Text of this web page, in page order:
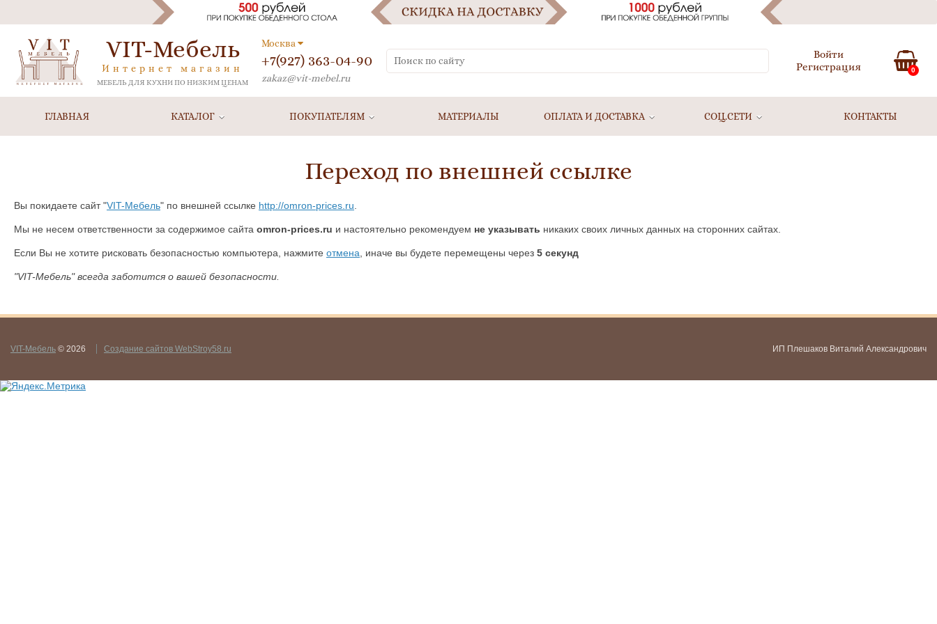
VIT-Мебель
Интернет магазин
МЕБЕЛЬ ДЛЯ КУХНИ ПО НИЗКИМ ЦЕНАМ
Москва
+7(927) 363-04-90
zakaz@vit-mebel.ru
Войти
Регистрация
0
ГЛАВНАЯ КАТАЛОГ ПОКУПАТЕЛЯМ МАТЕРИАЛЫ ОПЛАТА И ДОСТАВКА СОЦ.СЕТИ КОНТАКТЫ
Переход по внешней ссылке
Вы покидаете сайт "VIT-Мебель" по внешней ссылке http://omron-prices.ru
Мы не несем ответственности за содержимое сайта omron-prices.ru и настоятельно рекомендуем не указывать никаких своих личных данных на сторонних сайтах.
Если Вы не хотите рисковать безопасностью компьютера, нажмите отмена , иначе вы будете перемещены через 5 секунд
"VIT-Мебель" всегда заботится о вашей безопасности.
VIT-Мебель © 2026 Создание сайтов WebStroy58.ru ИП Плешаков Виталий Александрович